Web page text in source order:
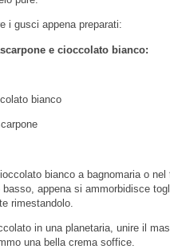
i gusci appena preparati:
e cioccolato bianco:
bianco
bianco a bagnomaria o
appena si ammorbidisce
rimestandolo.
in una planetaria, unire il
una bella crema soffice.